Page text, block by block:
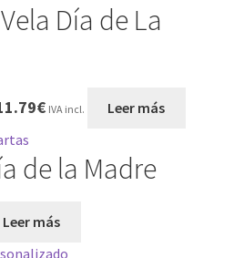
Día de La
€
es:
IVA incl. Leer más
de la Madre
Leer más